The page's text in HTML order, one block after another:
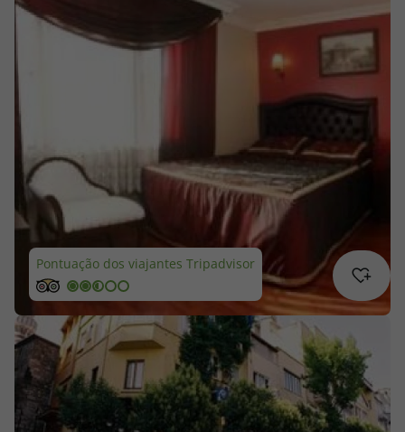
Escapadinhas
Especialistas
Cheque Viagem
Rede de Lojas
Blog TopViagens
Área de Cliente
Pontuação dos viajantes Tripadvisor